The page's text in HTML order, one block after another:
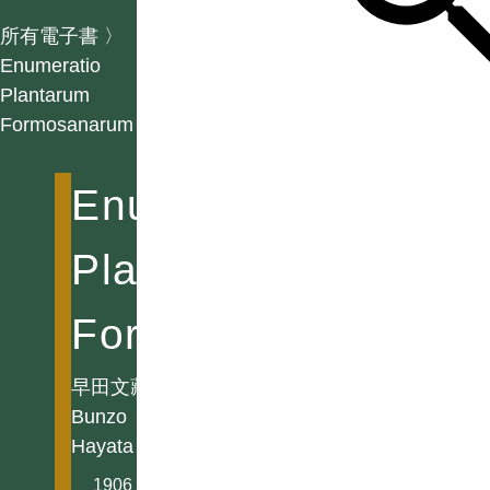
所有電子書 〉
Enumeratio
Plantarum
Formosanarum
Enumeratio
Plantarum
Formosanarum
早田文藏
Bunzo
Hayata
1906